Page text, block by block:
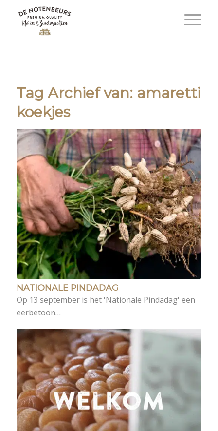
Tag Archief van: amaretti
koekjes
NATIONALE PINDADAG
Op 13 september is het 'Nationale Pindadag' een
eerbetoon…